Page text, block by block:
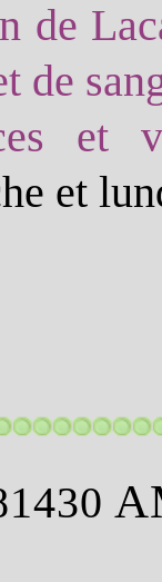
de
de
et
et